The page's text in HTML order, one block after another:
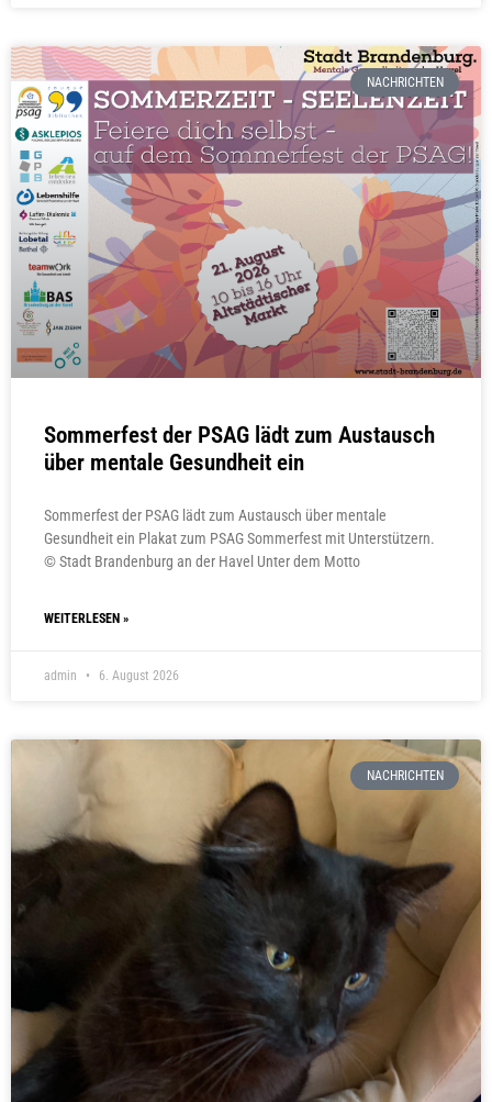
NACHRICHTEN
Sommerfest der PSAG lädt zum Austausch
über mentale Gesundheit ein
Sommerfest der PSAG lädt zum Austausch über mentale
Gesundheit ein Plakat zum PSAG Sommerfest mit Unterstützern.
© Stadt Brandenburg an der Havel Unter dem Motto
WEITERLESEN »
admin 6. August 2026
NACHRICHTEN